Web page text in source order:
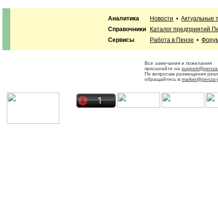
Аналитика Новости •Актуальные
Справочники
Каталог предприятий
Сервисы
Работа в Пензе •
Все замечания и пожелания
присылайте на
По вопросам размещения
обращайтесь в